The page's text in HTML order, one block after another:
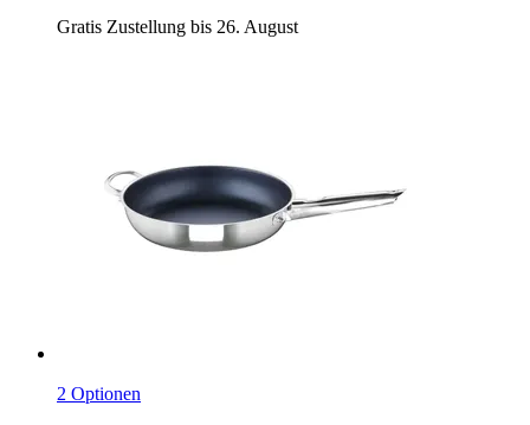
Gratis Zustellung bis 26. August
2 Optionen